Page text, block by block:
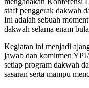
staff penggerak dakwah
Ini adalah sebuah
dakwah selama enam
Kegiatan ini menjadi
jawab dan komitmen
setiap program dakwah
sasaran serta mampu